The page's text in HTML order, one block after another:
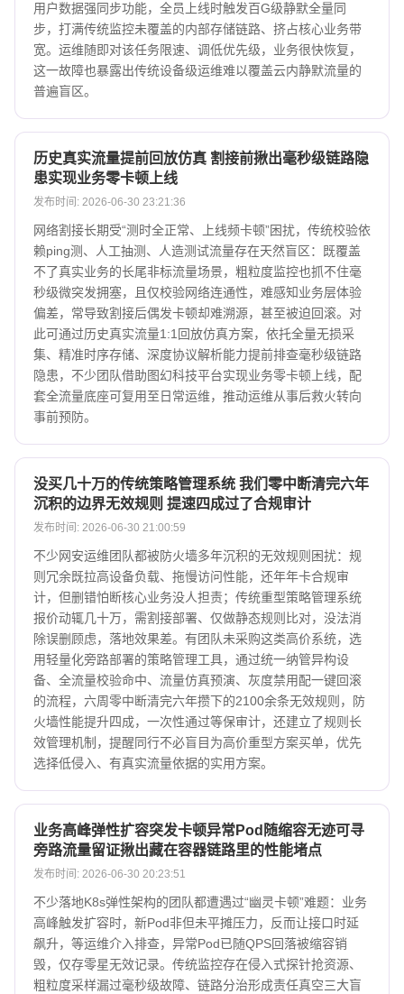
用户数据强同步功能，全员上线时触发百G级静默全量同
步，打满传统监控未覆盖的内部存储链路、挤占核心业务带
宽。运维随即对该任务限速、调低优先级，业务很快恢复，
这一故障也暴露出传统设备级运维难以覆盖云内静默流量的
普遍盲区。
历史真实流量提前回放仿真 割接前揪出毫秒级链路隐
患实现业务零卡顿上线
发布时间: 2026-06-30 23:21:36
网络割接长期受“测时全正常、上线频卡顿”困扰，传统校验依
赖ping测、人工抽测、人造测试流量存在天然盲区：既覆盖
不了真实业务的长尾非标流量场景，粗粒度监控也抓不住毫
秒级微突发拥塞，且仅校验网络连通性，难感知业务层体验
偏差，常导致割接后偶发卡顿却难溯源，甚至被迫回滚。对
此可通过历史真实流量1:1回放仿真方案，依托全量无损采
集、精准时序存储、深度协议解析能力提前排查毫秒级链路
隐患，不少团队借助图幻科技平台实现业务零卡顿上线，配
套全流量底座可复用至日常运维，推动运维从事后救火转向
事前预防。
没买几十万的传统策略管理系统 我们零中断清完六年
沉积的边界无效规则 提速四成过了合规审计
发布时间: 2026-06-30 21:00:59
不少网安运维团队都被防火墙多年沉积的无效规则困扰：规
则冗余既拉高设备负载、拖慢访问性能，还年年卡合规审
计，但删错怕断核心业务没人担责；传统重型策略管理系统
报价动辄几十万，需割接部署、仅做静态规则比对，没法消
除误删顾虑，落地效果差。有团队未采购这类高价系统，选
用轻量化旁路部署的策略管理工具，通过统一纳管异构设
备、全流量校验命中、流量仿真预演、灰度禁用配一键回滚
的流程，六周零中断清完六年攒下的2100余条无效规则，防
火墙性能提升四成，一次性通过等保审计，还建立了规则长
效管理机制，提醒同行不必盲目为高价重型方案买单，优先
选择低侵入、有真实流量依据的实用方案。
业务高峰弹性扩容突发卡顿异常Pod随缩容无迹可寻
旁路流量留证揪出藏在容器链路里的性能堵点
发布时间: 2026-06-30 20:23:51
不少落地K8s弹性架构的团队都遭遇过“幽灵卡顿”难题：业务
高峰触发扩容时，新Pod非但未平摊压力，反而让接口时延
飙升，等运维介入排查，异常Pod已随QPS回落被缩容销
毁，仅存零星无效记录。传统监控存在侵入式探针抢资源、
粗粒度采样漏过毫秒级故障、链路分治形成责任真空三大盲